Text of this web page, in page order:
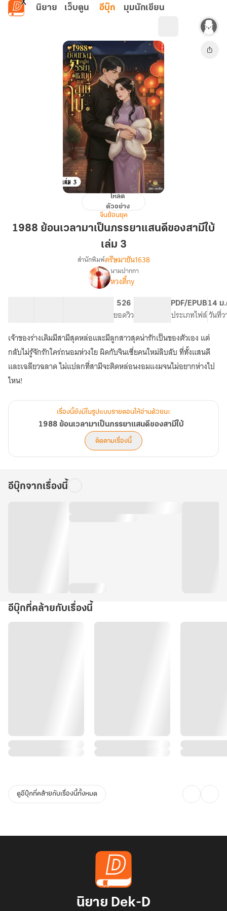
ข้ามไปยังเนื้อหาหลัก
นิยาย เว็บตูน อีบุ๊ก มุมนักเขียน
เวลา
ภรรยา
ของ
ใบ้
เล่ม
โหลด
ตัวอย่าง
จีนย้อนยุค
1988 ย้อนเวลามาเป็นภรรยาแสนดีของสามีใบ้
เล่ม 3
เรื่อง1988
ย้อน
เวลา
มา
เป็น
ภรรยา
แสน
ดี
ของ
สามี
สำนักพิมพ์ครีษมายัน1638
นามปากกา
หวงตี้ny
526
ยอดวิว
PDF/EPUB
ประเภทไฟล์
14 ม
วันที่ว
เจ้าของร่างเดิมมีสามีสุดหล่อและมีลูกสาวสุดน่ารักเป็นของตัวเอง แต่
กลับไม่รู้จักรักใคร่ถนอมห่วงใย ผิดกับจินเซี่ยคนใหม่ลิบลับ ที่ทั้งแสนดี
และเฉลียวฉลาด ไม่แปลกที่สามีจะติดหล่อนงอมแงมจนไม่อยากห่างไป
ไหน!
เรื่องนี้ยังมีในรูปแบบรายตอนให้อ่านด้วยนะ
1988 ย้อนเวลามาเป็นภรรยาแสนดีของสามีใบ้
ติดตามเรื่องนี้
อีบุ๊กจากเรื่องนี้
อีบุ๊กที่คล้ายกับเรื่องนี้
ดูอีบุ๊กที่คล้ายกับเรื่องนี้ทั้งหมด
นิยาย Dek-D